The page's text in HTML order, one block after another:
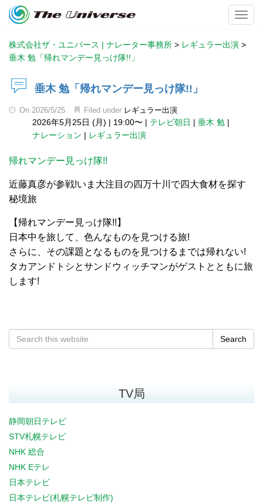
株式会社ザ・ユニバース | ナレーター事務所 > レギュラー出演 >
垂木 勉「帰れマンデー見っけ隊!!」
垂木 勉「帰れマンデー見っけ隊!!」
On 2026/5/25 Filed under レギュラー出演
2026年5月25日 (月) | 19:00〜 | テレビ朝日 | 垂木 勉 |
ナレーション | レギュラー出演
帰れマンデー見っけ隊!!
近藤真彦が参戦!いま大注目の四万十川で四大食材を探す
秘境旅
【帰れマンデー見っけ隊!!】
日本中を旅して、色んなものを見つける旅!
さらに、その課題となるものを見つけるまでは帰れない!
タカアンドトシとサンドウィッチマンがゲストとともに旅
します!
Search
TV局
静岡朝日テレビ
STV札幌テレビ
NHK 総合
NHK Eテレ
日本テレビ
日本テレビ(札幌テレビ制作)